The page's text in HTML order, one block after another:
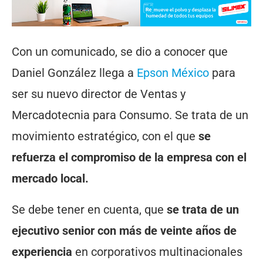
Con un comunicado, se dio a conocer que
Daniel González llega a Epson México para
ser su nuevo director de Ventas y
Mercadotecnia para Consumo. Se trata de un
movimiento estratégico, con el que se
refuerza el compromiso de la empresa con el
mercado local.
Se debe tener en cuenta, que se trata de un
ejecutivo senior con más de veinte años de
experiencia en corporativos multinacionales